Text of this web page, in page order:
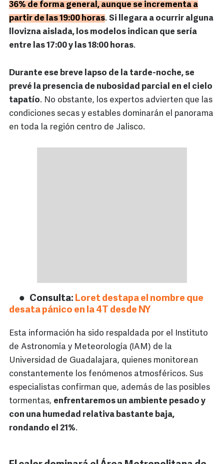
36% de forma general, aunque se incrementa a
partir de las 19:00 horas. Si llegara a ocurrir alguna
llovizna aislada, los modelos indican que sería
entre las 17:00 y las 18:00 horas.
Durante ese breve lapso de la tarde-noche, se
prevé la presencia de nubosidad parcial en el cielo
tapatío. No obstante, los expertos advierten que las
condiciones secas y estables dominarán el panorama
en toda la región centro de Jalisco.
Consulta: Loret destapa el nombre que
desata pánico en la 4T desde NY
Esta información ha sido respaldada por el Instituto
de Astronomía y Meteorología (IAM) de la
Universidad de Guadalajara, quienes monitorean
constantemente los fenómenos atmosféricos. Sus
especialistas confirman que, además de las posibles
tormentas, enfrentaremos un ambiente pesado y
con una humedad relativa bastante baja,
rondando el 21%.